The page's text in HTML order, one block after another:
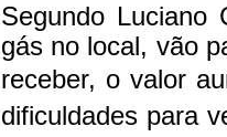
Segundo Luciano
gás no local, vão
receber, o valor
dificuldades para